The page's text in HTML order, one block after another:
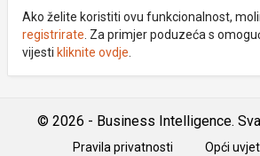
Ako želite koristiti ovu funkcionalnost,
registrirate . Za primjer poduzeća s
vijesti kliknite ovdje
© 2026 - Business Intelligence.
Pravila privatnosti Opći